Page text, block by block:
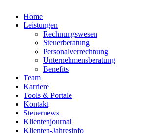
Home
Leistungen
Rechnungswesen
Steuerberatung
Personalverrechnung
Unternehmensberatung
Benefits
Team
Karriere
Tools & Portale
Kontakt
Steuernews
Klientenjournal
Klienten-Jahresinfo